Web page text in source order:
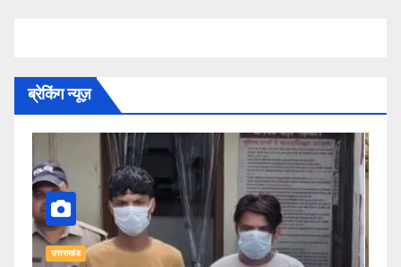
ब्रेकिंग न्यूज़
उत्तराखंड